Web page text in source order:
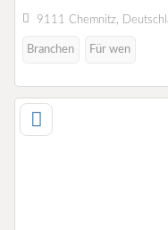
9111 Chemnitz,
Branchen Für wen